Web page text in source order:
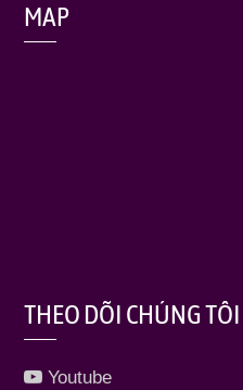
MAP
THEO DÕI CHÚNG TÔI
Youtube